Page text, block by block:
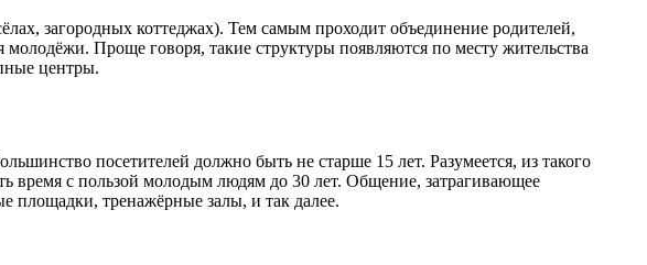
загородных коттеджах). Тем самым проходит объединение родителей,
Проще говоря, такие структуры появляются по месту жительства
центры.
посетителей должно быть не старше 15 лет. Разумеется, из такого
время с пользой молодым людям до 30 лет. Общение, затрагивающее
площадки, тренажёрные залы, и так далее.